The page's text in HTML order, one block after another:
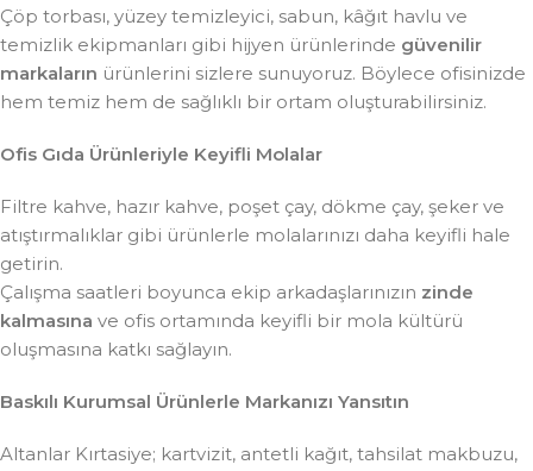
Çöp torbası, yüzey temizleyici, sabun, kâğıt havlu ve
temizlik ekipmanları gibi hijyen ürünlerinde güvenilir
markaların ürünlerini sizlere sunuyoruz. Böylece ofisinizde
hem temiz hem de sağlıklı bir ortam oluşturabilirsiniz.
Ofis Gıda Ürünleriyle Keyifli Molalar
Filtre kahve, hazır kahve, poşet çay, dökme çay, şeker ve
atıştırmalıklar gibi ürünlerle molalarınızı daha keyifli hale
getirin.
Çalışma saatleri boyunca ekip arkadaşlarınızın zinde
kalmasına ve ofis ortamında keyifli bir mola kültürü
oluşmasına katkı sağlayın.
Baskılı Kurumsal Ürünlerle Markanızı Yansıtın
Altanlar Kırtasiye; kartvizit, antetli kağıt, tahsilat makbuzu,